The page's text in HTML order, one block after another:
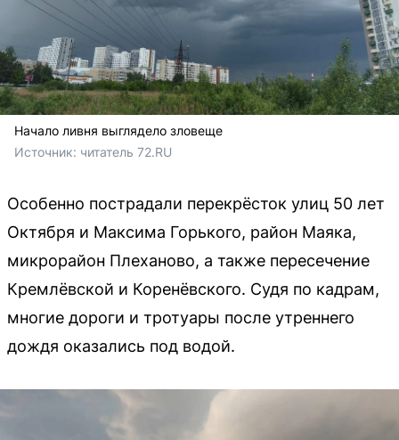
Начало ливня выглядело зловеще
Источник: читатель 72.RU
Особенно пострадали перекрёсток улиц 50 лет
Октября и Максима Горького, район Маяка,
микрорайон Плеханово, а также пересечение
Кремлёвской и Коренёвского. Судя по кадрам,
многие дороги и тротуары после утреннего
дождя оказались под водой.